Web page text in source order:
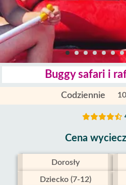
Buggy safari i
Codziennie
Cena
Dorosły
Dziecko (7-12)